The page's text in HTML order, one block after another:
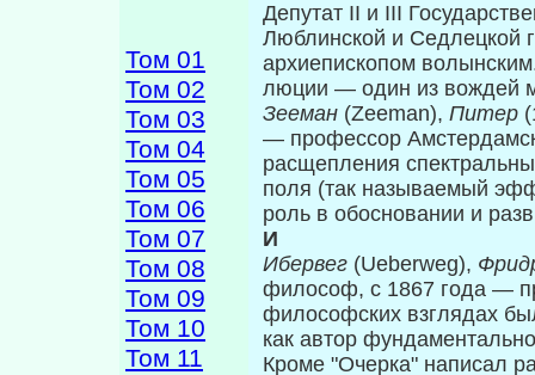
Том 01
Том 02
Том 03
Том 04
Том 05
Том 06
Том 07
Том 08
Том 09
Том 10
Том 11
Депутат II и III
Люблинской и Седлецкой
архиепископом
люции — один из вождей
Зееман (Zeeman), Питер
— профессор
расщепления
поля (так называемый
роль в обосновании и
И
Ибервег (Ueberweg),
философ, с 1867 года —
философских взглядах
как автор
Кроме "Очерка" написал